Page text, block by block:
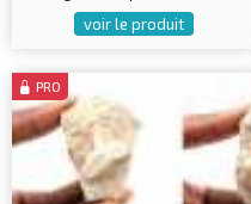
voir le produit
PRO